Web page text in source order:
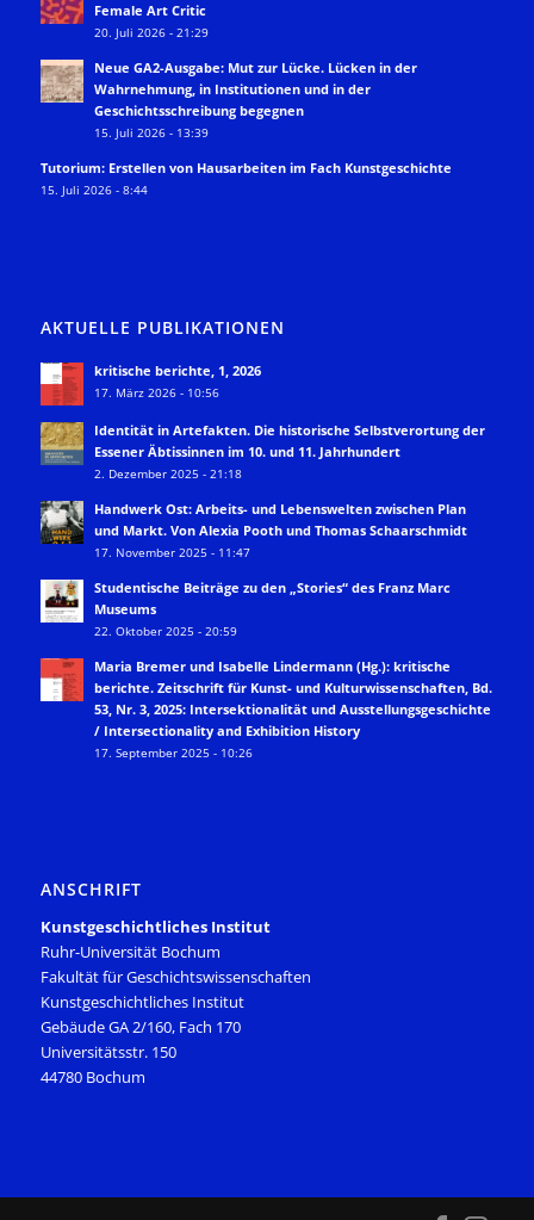
Female Art Critic
20. Juli 2026 - 21:29
Neue GA2-Ausgabe: Mut zur Lücke. Lücken in der
Wahrnehmung, in Institutionen und in der
Geschichtsschreibung begegnen
15. Juli 2026 - 13:39
Tutorium: Erstellen von Hausarbeiten im Fach Kunstgeschichte
15. Juli 2026 - 8:44
AKTUELLE PUBLIKATIONEN
kritische berichte, 1, 2026
17. März 2026 - 10:56
Identität in Artefakten. Die historische Selbstverortung der
Essener Äbtissinnen im 10. und 11. Jahrhundert
2. Dezember 2025 - 21:18
Handwerk Ost: Arbeits- und Lebenswelten zwischen Plan
und Markt. Von Alexia Pooth und Thomas Schaarschmidt
17. November 2025 - 11:47
Studentische Beiträge zu den „Stories“ des Franz Marc
Museums
22. Oktober 2025 - 20:59
Maria Bremer und Isabelle Lindermann (Hg.): kritische
berichte. Zeitschrift für Kunst- und Kulturwissenschaften, Bd.
53, Nr. 3, 2025: Intersektionalität und Ausstellungsgeschichte
/ Intersectionality and Exhibition History
17. September 2025 - 10:26
ANSCHRIFT
Kunstgeschichtliches Institut
Ruhr-Universität Bochum
Fakultät für Geschichtswissenschaften
Kunstgeschichtliches Institut
Gebäude GA 2/160, Fach 170
Universitätsstr. 150
44780 Bochum